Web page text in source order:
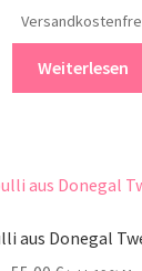
Weiterlesen
aus Donegal